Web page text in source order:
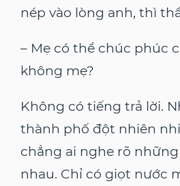
nép vào lòng anh, thì
– Mẹ có thể chúc phúc
không mẹ?
Không có tiếng trả lời.
thành phố đột nhiên
chẳng ai nghe rõ
nhau. Chỉ có giọt nước